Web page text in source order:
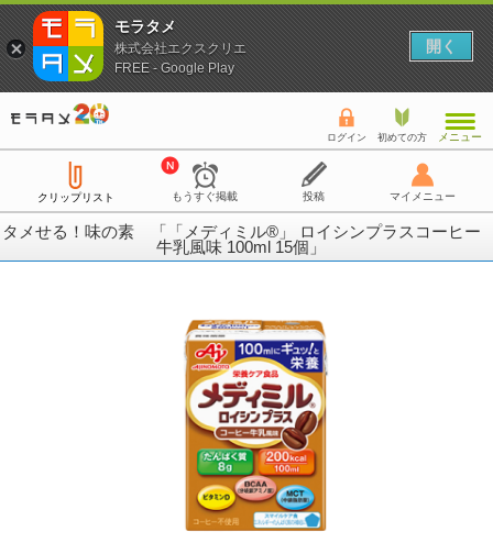
ログイン 初めての方 メニュー
クリップリスト もうすぐ掲載 投稿 マイメニュー
タメせる！味の素 「「メディミル®」 ロイシンプラスコーヒー
牛乳風味 100ml 15個」
モラタメ
株式会社エクスクリエ
FREE - Google Play
開く